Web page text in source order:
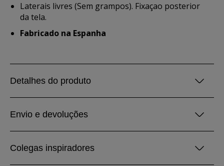
Laterais livres (Sem grampos). Fixaçao posterior
da tela.
Fabricado na Espanha
Detalhes do produto
Envio e devoluções
Colegas inspiradores